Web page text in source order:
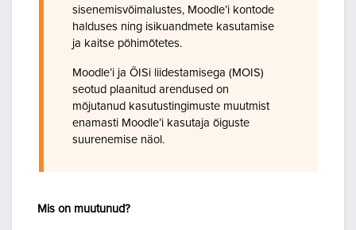
sisenemisvõimalustes, Moodle’i kontode
halduses ning isikuandmete kasutamise
ja kaitse põhimõtetes.
Moodle’i ja ÕISi liidestamisega (MOIS)
seotud plaanitud arendused on
mõjutanud kasutustingimuste muutmist
enamasti Moodle’i kasutaja õiguste
suurenemise näol.
Mis on muutunud?